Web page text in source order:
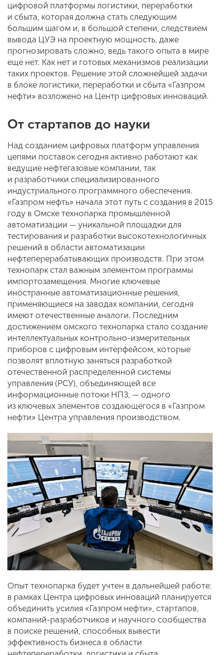
цифровой платформы логистики, переработки
и сбыта, которая должна стать следующим
большим шагом и, в большой степени, следствием
вывода ЦУЭ на проектную мощность, даже
прогнозировать сложно, ведь такого опыта в мире
еще нет. Как нет и готовых механизмов реализации
таких проектов. Решение этой сложнейшей задачи
в блоке логистики, переработки и сбыта «Газпром
нефти» возложено на Центр цифровых инноваций.
От стартапов до науки
Над созданием цифровых платформ управления
цепями поставок сегодня активно работают как
ведущие нефтегазовые компании, так
и разработчики специализированного
индустриального программного обеспечения.
«Газпром нефть» начала этот путь с создания в 2015
году в Омске технопарка промышленной
автоматизации — уникальной площадки для
тестирования и разработки высокотехнологичных
решений в области автоматизации
нефтеперерабатывающих производств. При этом
технопарк стал важным элементом программы
импортозамещения. Многие ключевые
иностранные автоматизационные решения,
применяющиеся на заводах компании, сегодня
имеют отечественные аналоги. Последним
достижением омского технопарка стало создание
интеллектуальных контрольно-измерительных
приборов с цифровым интерфейсом, которые
позволят вплотную заняться разработкой
отечественной распределенной системы
управления (РСУ), объединяющей все
информационные потоки НПЗ, — одного
из ключевых элементов создающегося в «Газпром
нефти» Центра управления производством.
Опыт технопарка будет учтен в дальнейшей работе:
в рамках Центра цифровых инноваций планируется
объединить усилия «Газпром нефти», стартапов,
компаний-разработчиков и научного сообщества
в поиске решений, способных вывести
эффективность бизнеса в области